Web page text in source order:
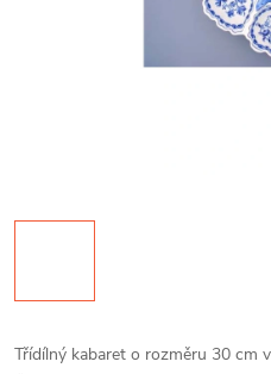
Třídílný kabaret o rozměru 30 cm